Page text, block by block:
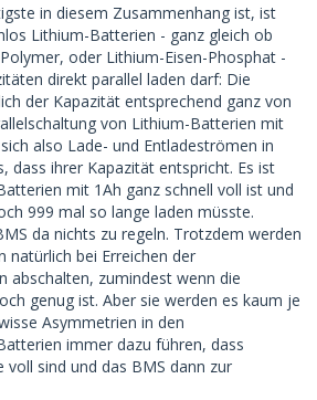
in diesem Zusammenhang ist, ist
Lithium-Batterien - ganz gleich ob
oder Lithium-Eisen-Phosphat -
direkt parallel laden darf: Die
der Kapazität entsprechend ganz von
von Lithium-Batterien mit
also Lade- und Entladeströmen in
dass ihrer Kapazität entspricht. Es ist
mit 1Ah ganz schnell voll ist und
999 mal so lange laden müsste.
da nichts zu regeln. Trotzdem werden
natürlich bei Erreichen der
abschalten, zumindest wenn die
genug ist. Aber sie werden es kaum je
Asymmetrien in den
immer dazu führen, dass
voll sind und das BMS dann zur